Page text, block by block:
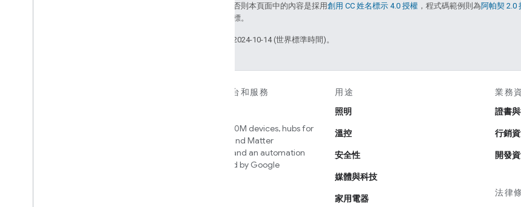
除非另有註明，否則本頁面中的內容是採用創用 CC 姓名標示 4.0 授權 ，程式碼範例則為阿帕契 2.0
聯企業的註冊商標。
上次更新時間：2024-10-14 (世界標準時間)。
應用程式、平台和服務
Access over 600M devices, hubs for
Google Home and Matter
infrastructure, and an automation
engine powered by Google
用途
照明
溫控
安全性
媒體與科技
家用電器
業務
證書
行銷
開發
法律